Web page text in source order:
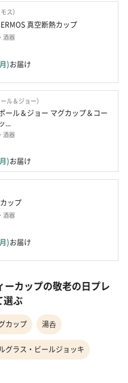
ス）
真空断熱カップ
酒器
)お届け
ル＆ジョー）
ール＆ジョー マグカップ＆コー
...
酒器
)お届け
ップ
酒器
)お届け
カップの敬老の日プレ
選ぶ
カップ 湯呑
グラス・ビールジョッキ